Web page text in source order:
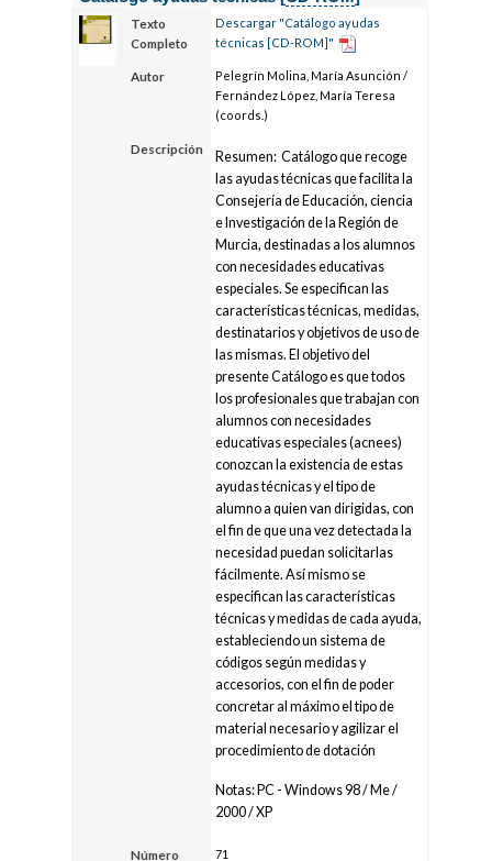
Texto
Completo
Descargar "Catálogo ayudas
técnicas [CD-ROM]"
Autor
Pelegrín Molina, María Asunción /
Fernández López, María Teresa
(coords.)
Descripción
Resumen: Catálogo que recoge
las ayudas técnicas que facilita la
Consejería de Educación, ciencia
e Investigación de la Región de
Murcia, destinadas a los alumnos
con necesidades educativas
especiales. Se especifican las
características técnicas, medidas,
destinatarios y objetivos de uso de
las mismas. El objetivo del
presente Catálogo es que todos
los profesionales que trabajan con
alumnos con necesidades
educativas especiales (acnees)
conozcan la existencia de estas
ayudas técnicas y el tipo de
alumno a quien van dirigidas, con
el fin de que una vez detectada la
necesidad puedan solicitarlas
fácilmente. Así mismo se
especifican las características
técnicas y medidas de cada ayuda,
estableciendo un sistema de
códigos según medidas y
accesorios, con el fin de poder
concretar al máximo el tipo de
material necesario y agilizar el
procedimiento de dotación
Notas: PC - Windows 98 / Me /
2000 / XP
Número
71